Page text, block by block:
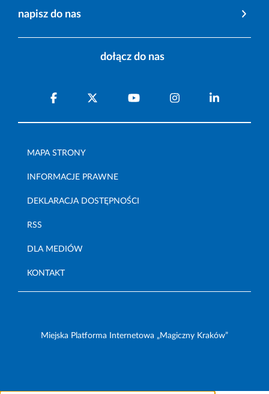
napisz do nas
dołącz do nas
MAPA STRONY
INFORMACJE PRAWNE
DEKLARACJA DOSTĘPNOŚCI
RSS
DLA MEDIÓW
KONTAKT
Miejska Platforma Internetowa „Magiczny Kraków”